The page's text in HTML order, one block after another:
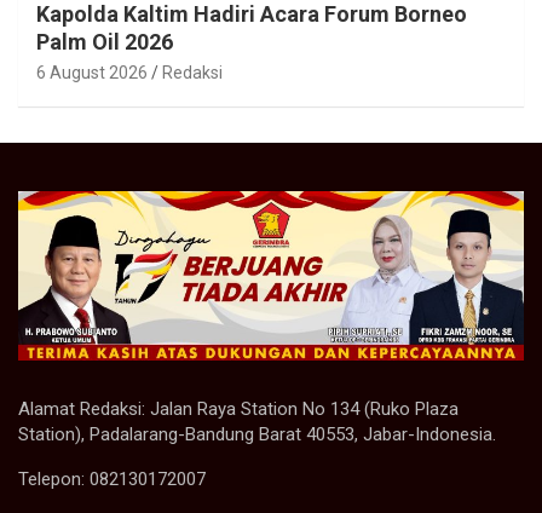
Kapolda Kaltim Hadiri Acara Forum Borneo
Palm Oil 2026
6 August 2026 Redaksi
Alamat Redaksi: Jalan Raya Station No 134 (Ruko Plaza
Station), Padalarang-Bandung Barat 40553, Jabar-Indonesia.
Telepon: 082130172007